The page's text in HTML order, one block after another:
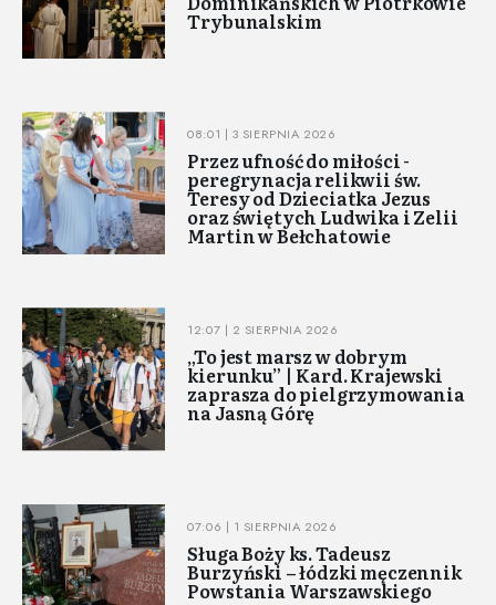
Trybunalskim
08:01 | 3 SIERPNIA 2026
Przez ufność do miłości -
peregrynacja relikwii św.
Teresy od Dzieciatka Jezus
oraz świętych Ludwika i Zelii
Martin w Bełchatowie
12:07 | 2 SIERPNIA 2026
„To jest marsz w dobrym
kierunku” | Kard. Krajewski
zaprasza do pielgrzymowania
na Jasną Górę
07:06 | 1 SIERPNIA 2026
Sługa Boży ks. Tadeusz
Burzyński – łódzki męczennik
Powstania Warszawskiego